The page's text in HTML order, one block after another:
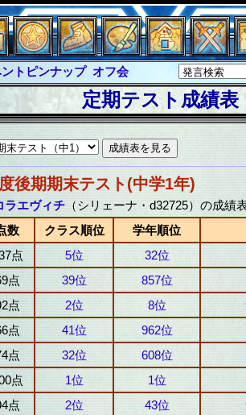
トピンナップ オフ会
ャ・ラボラス
スティス サイキックハーツ
ツ大戦 シュラウド ソロモン
ソーバー
定期テスト成績表
後期期末テスト(中学1年)
ラエヴィチ （シリェーナ・d32725）の成績
数 クラス順位
学年順位
点 5位
32位
点 39位 857位
点 2位 8位
点 41位 962位
点 32位 608位
点 1位 1位
点 2位 43位